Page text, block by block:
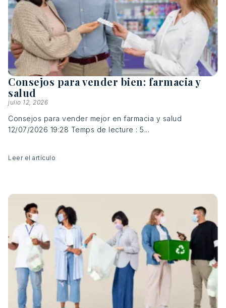
Consejos para vender bien: farmacia y
salud
julio 12, 2026
Consejos para vender mejor en farmacia y salud
12/07/2026 19:28 Temps de lecture : 5...
Leer el artículo